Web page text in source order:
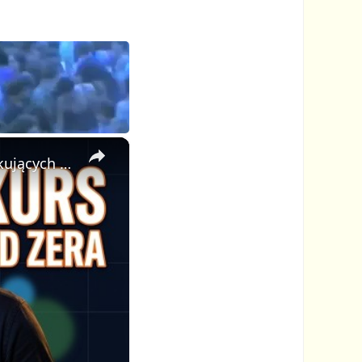
×
🎓 Jak Stworzyć Kurs Online od Zera — Pełny Tutorial dla Początkujących (Rejestracji do Publikacji)